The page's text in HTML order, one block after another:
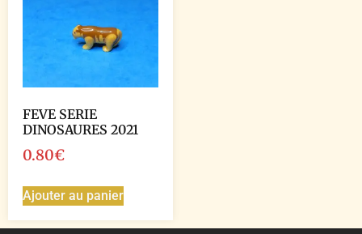
FEVE SERIE
DINOSAURES 2021
0.80€
Ajouter au panier